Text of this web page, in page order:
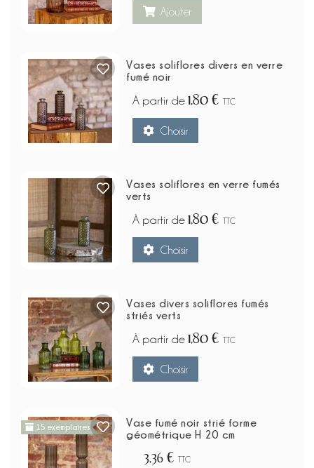
Ajouter
Vases soliflores divers en verre
fumé noir
À partir de 1,80 € TTC
Choisir
Vases soliflores en verre fumés
verts
À partir de 1,80 € TTC
Choisir
Vases divers soliflores fumés
striés verts
À partir de 1,80 € TTC
Choisir
15 exemplaires
Vase fumé noir strié forme
géométrique H 20 cm
3,36 € TTC